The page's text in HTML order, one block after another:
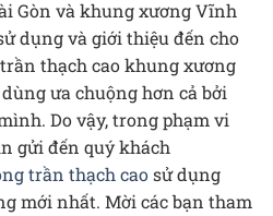
Gòn và khung xương Vĩnh
dụng và giới thiệu đến cho
thạch cao khung xương
ưa chuộng hơn cả bởi
Do vậy, trong phạm vi
gửi đến quý khách
trần thạch caosử dụng
mới nhất. Mời các bạn tham